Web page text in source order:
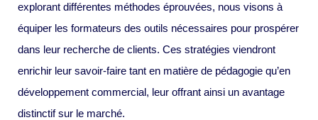
explorant différentes méthodes éprouvées, nous visons à
équiper les formateurs des outils nécessaires pour prospérer
dans leur recherche de clients. Ces stratégies viendront
enrichir leur savoir-faire tant en matière de pédagogie qu’en
développement commercial, leur offrant ainsi un avantage
distinctif sur le marché.